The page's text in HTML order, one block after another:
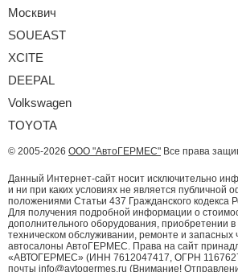
Москвич
SOUEAST
XCITE
DEEPAL
Volkswagen
TOYOTA
© 2005-2026 ООО "АвтоГЕРМЕС" Все права
Данный Интернет-сайт носит исключительно
и ни при каких условиях не является публичной
положениями Статьи 437 Гражданского кодекса
Для получения подробной информации о
дополнительного оборудования, приобретении в
техническом обслуживании, ремонте и запасных
автосалоны АвтоГЕРМЕС. Права на сайт
«АВТОГЕРМЕС» (ИНН 7612047417, ОГРН
почты info@avtogermes.ru (Внимание!